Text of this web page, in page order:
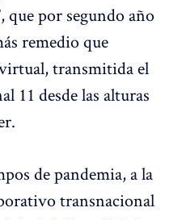
por segundo año
remedio que
transmitida el
11 desde las alturas
de pandemia, a la
transnacional